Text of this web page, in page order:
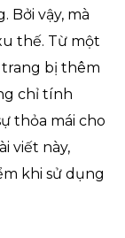
Bởi vậy, mà
thế. Từ một
trang bị thêm
chỉ tính
thỏa mái cho
viết này,
khi sử dụng